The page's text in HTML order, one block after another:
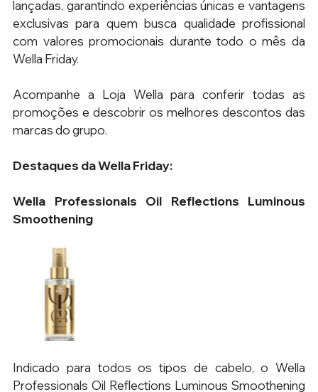
lançadas, garantindo experiências únicas e vantagens
exclusivas para quem busca qualidade profissional
com valores promocionais durante todo o mês da
Wella Friday.
Acompanhe a Loja Wella para conferir todas as
promoções e descobrir os melhores descontos das
marcas do grupo.
Destaques da Wella Friday:
Wella Professionals Oil Reflections Luminous
Smoothening
Indicado para todos os tipos de cabelo, o Wella
Professionals Oil Reflections Luminous Smoothening